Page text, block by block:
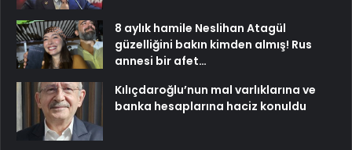
8 aylık hamile Neslihan Atagül
güzelliğini bakın kimden almış! Rus
annesi bir afet…
Kılıçdaroğlu’nun mal varlıklarına ve
banka hesaplarına haciz konuldu